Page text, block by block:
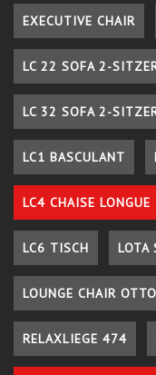
EXECUTIVE CHAIR
LC 22 SOFA 2-
LC 32 SOFA 2-
LC1 BASCULANT
LC4 CHAISE LONGUE
LC6 TISCH LOTA
LOUNGE CHAIR
RELAXLIEGE 474